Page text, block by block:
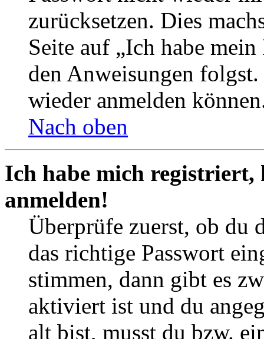
zurücksetzen. Dies
Seite auf „Ich habe
den Anweisungen
wieder anmelden
Nach oben
Ich habe mich
anmelden!
Überprüfe zuerst, ob du
das richtige Passwort
stimmen, dann gibt es
aktiviert ist und du
alt bist, musst du bzw.